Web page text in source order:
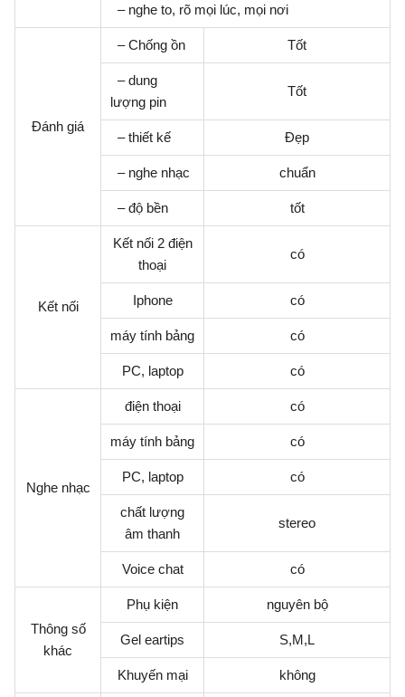
– nghe to, rõ mọi lúc, mọi nơi
Đánh giá
– Chống ồn Tốt
– dung
lượng pin
Tốt
– thiết kế Đẹp
– nghe nhạc chuẩn
– độ bền tốt
Kết nối
Kết nối 2 điện
thoại
có
Iphone có
máy tính bảng có
PC, laptop có
Nghe nhạc
điện thoại có
máy tính bảng có
PC, laptop có
chất lượng
âm thanh
stereo
Voice chat có
Thông số
khác
Phụ kiện nguyên bộ
Gel eartips S,M,L
Khuyến mại không